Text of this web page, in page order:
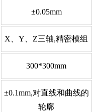
±0.05mm
X、Y、Z三轴,精密模组
300*300mm
±0.1mm,对直线和曲线的
轮廓